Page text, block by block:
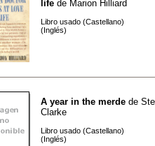
life de Marion Hilliard
Libro usado (Castellano)
(Inglés)
A year in the merde de
Clarke
Libro usado (Castellano)
(Inglés)